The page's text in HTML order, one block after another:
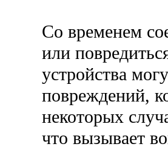
Со временем
или
устройства
повреждений,
некоторых
что вызывает